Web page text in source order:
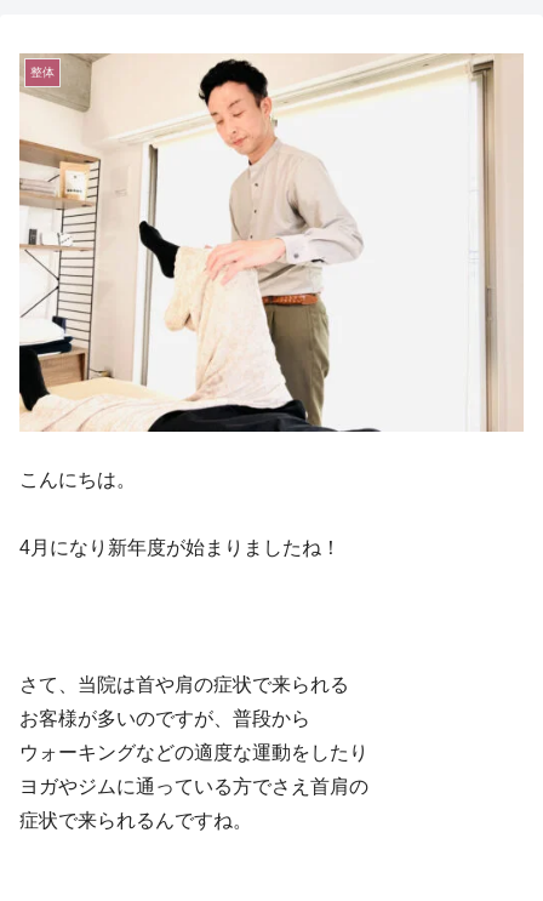
整体
こんにちは。
4月になり新年度が始まりましたね！
さて、当院は首や肩の症状で来られる
お客様が多いのですが、普段から
ウォーキングなどの適度な運動をしたり
ヨガやジムに通っている方でさえ首肩の
症状で来られるんですね。